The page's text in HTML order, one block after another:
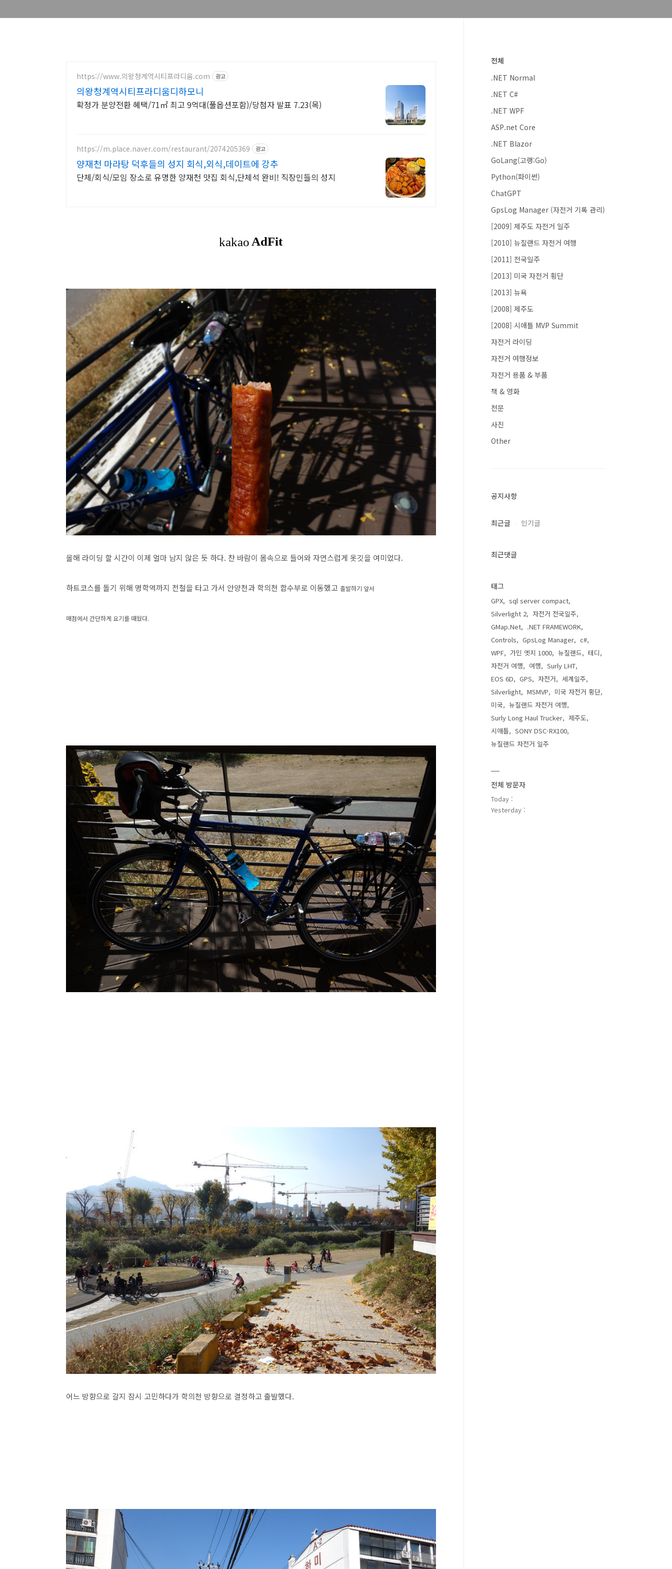
https://www.의왕청계역시티프라디움.com 광고
의왕청계역시티프라디움디하모니
확정가 분양전환 혜택/71㎡ 최고 9억대(풀옵션포함)/당첨자 발표 7.23(목)
https://m.place.naver.com/restaurant/2074205369 광고
양재천 마라탕 덕후들의 성지 회식,외식,데이트에 강추
단체/회식/모임 장소로 유명한 양재천 맛집 회식,단체석 완비! 직장인들의 성지
올해 라이딩 할 시간이 이제 얼마 남지 않은 듯 하다. 찬 바람이 몸속으로 들어와 자연스럽게 옷깃을 여미었다.
하트코스를 돌기 위해 명학역까지 전철을 타고 가서 안양천과 학의천 합수부로 이동했고 출발하기 앞서
매점에서 간단하게 요기를 때웠다.
어느 방향으로 갈지 잠시 고민하다가 학의천 방향으로 결정하고 출발했다.
전체
.NET Normal
.NET C#
.NET WPF
ASP.net Core
.NET Blazor
GoLang(고랭:Go)
Python(파이썬)
ChatGPT
GpsLog Manager (자전거 기록 관리)
[2009] 제주도 자전거 일주
[2010] 뉴질랜드 자전거 여행
[2011] 전국일주
[2013] 미국 자전거 횡단
[2013] 뉴욕
[2008] 제주도
[2008] 시애틀 MVP Summit
자전거 라이딩
자전거 여행정보
자전거 용품 & 부품
책 & 영화
천문
사진
Other
공지사항
최근글 인기글
최근댓글
태그
GPX
sql server compact
Silverlight 2
자전거 전국일주
GMap.Net
.NET FRAMEWORK
Controls
GpsLog Manager
c#
WPF
가민 엣지 1000 뉴질랜드
테디
자전거 여행
여행
Surly LHT
EOS 6D
GPS 자전거
세계일주
Silverlight
MSMVP
미국 자전거 횡단
미국
뉴질랜드 자전거 여행
Surly Long Haul Trucker
제주도
시애틀
SONY DSC-RX100
뉴질랜드 자전거 일주
전체 방문자
Today :
Yesterday :